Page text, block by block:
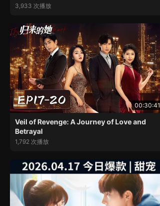
3,933 次播放
00:30:41
Veil of Revenge: A Journey of Love and
Betrayal
1,792 次播放